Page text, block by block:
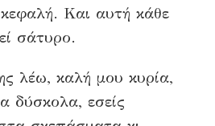
Και αυτή κάθε
σάτυρο.
λέω, καλή μου κυρία,
δύσκολα, εσείς